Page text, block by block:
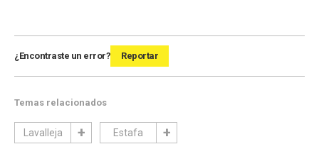
¿Encontraste un error? Reportar
Temas relacionados
Lavalleja Estafa